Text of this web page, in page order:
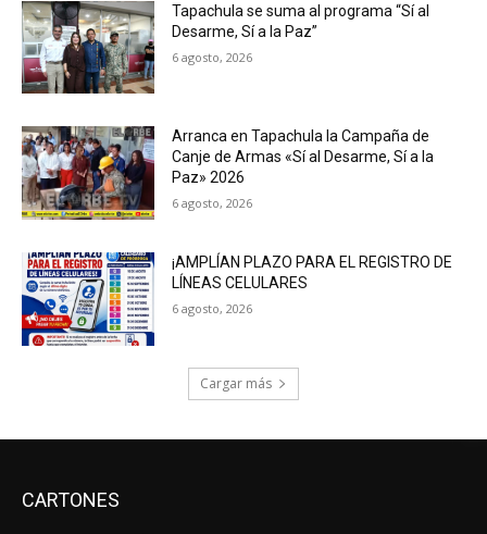
Tapachula se suma al programa “Sí al
Desarme, Sí a la Paz”
6 agosto, 2026
Arranca en Tapachula la Campaña de
Canje de Armas «Sí al Desarme, Sí a la
Paz» 2026
6 agosto, 2026
¡AMPLÍAN PLAZO PARA EL REGISTRO DE
LÍNEAS CELULARES
6 agosto, 2026
Cargar más
CARTONES